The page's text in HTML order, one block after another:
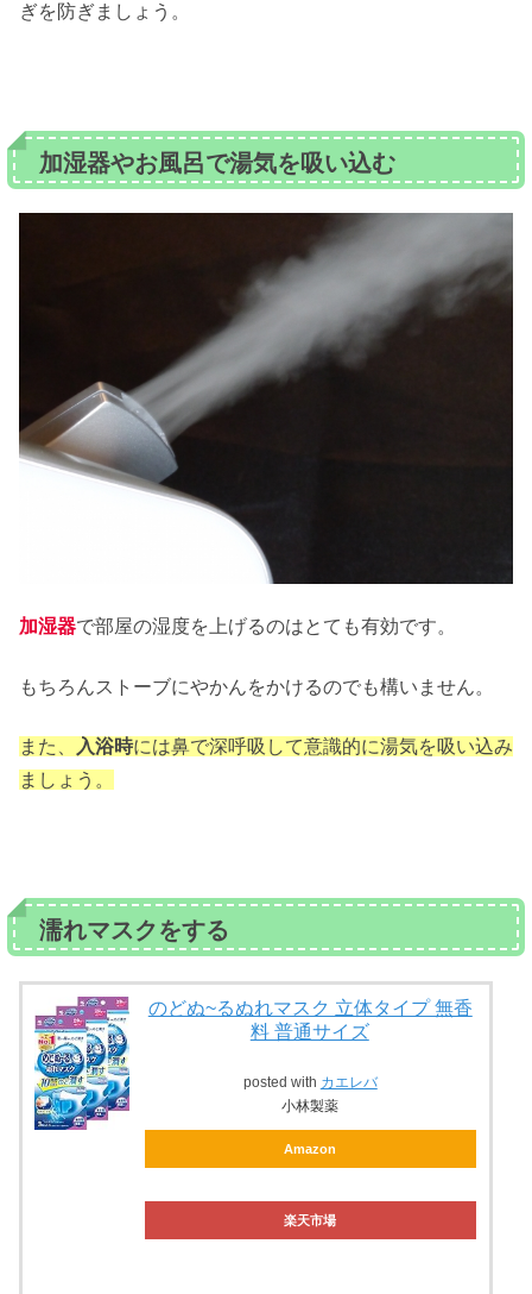
ぎを防ぎましょう。
加湿器やお風呂で湯気を吸い込む
加湿器で部屋の湿度を上げるのはとても有効です。
もちろんストーブにやかんをかけるのでも構いません。
また、 入浴時には鼻で深呼吸して意識的に湯気を吸い込み
ましょう。
濡れマスクをする
のどぬ~るぬれマスク 立体タイプ 無香
料 普通サイズ
posted with カエレバ
小林製薬
Amazon
楽天市場